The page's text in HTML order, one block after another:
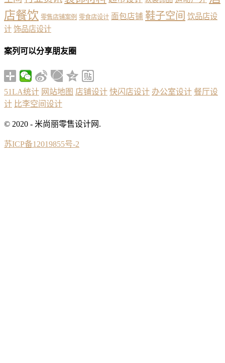
店餐饮 零售店铺案例 零食店设计 面包店铺 鞋子空间 饮品店设
计 饰品店设计
案列可以分享朋友圈
51LA统计 网站地图 店铺设计 快闪店设计 办公室设计 餐厅设
计 比李空间设计
© 2020 - 米尚丽零售设计网.
苏ICP备12019855号-2